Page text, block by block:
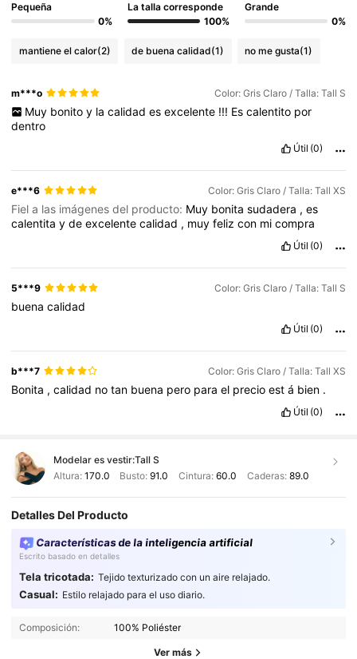
Pequeña
0%
La talla corresponde
100%
Grande
0%
mantiene el calor(2) de buena calidad(1) no me gusta(1)
m***o Color: Gris Claro / Talla: Tall S
Muy bonito y la calidad es excelente !!! Es calentito por
dentro
Útil (0)
e***6 Color: Gris Claro / Talla: Tall XS
Fiel a las imágenes del producto: Muy bonitasudadera ,es
calentitaydeexcelentecalidad , muyfelizcon micompra
Útil (0)
5***9 Color: Gris Claro / Talla: Tall S
buenacalidad
Útil (0)
b***7 Color: Gris Claro / Talla: Tall XS
Bonita ,calidad notan buena pero parael precioestá bien .
Útil (0)
Modelar es vestir:Tall S
Altura: 170.0 Busto:91.0 Cintura: 60.0 Caderas: 89.0
Detalles Del Producto
Características de la inteligencia artificial
Escrito basado en detalles
Tela tricotada: Tejido texturizado con un aire relajado.
Casual: Estilo relajado para el uso diario.
Composición: 100% Poliéster
Ver más
4.90 1M Seguidores
1M Seguidores
1M Seguidores